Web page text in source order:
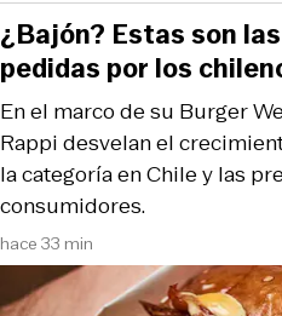
hace 33 min
En el marco de su Burger
Rappi desvelan el
la categoría en Chile y las
consumidores.
¿Bajón? Estas son
pedidas por los